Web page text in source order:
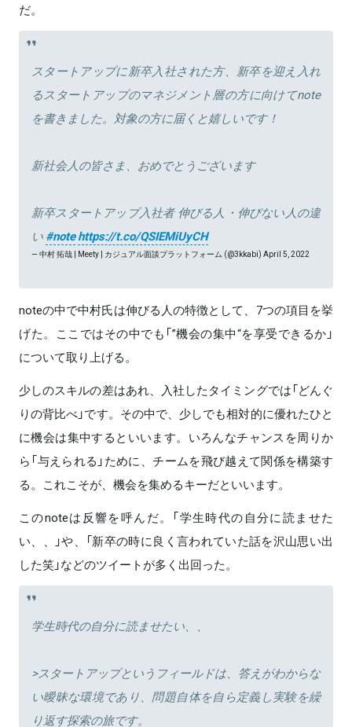
だ。
スタートアップに新卒入社された方、新卒を迎え入れ
るスタートアップのマネジメント層の方に向けてnote
を書きました。対象の方に届くと嬉しいです！
新社会人の皆さま、おめでとうございます
新卒スタートアップ入社者 伸びる人・伸びない人の違
い#notehttps://t.co/QSIEMiUyCH
— 中村 拓哉 | Meety | カジュアル面談プラットフォーム (@3kkabi) April 5, 2022
noteの中で中村氏は伸びる人の特徴として、7つの項目を挙
げた。ここではその中でも「”機会の集中“を享受できるか」
について取り上げる。
少しのスキルの差はあれ、入社したタイミングでは「どんぐ
りの背比べ」です。その中で、少しでも相対的に優れたひと
に機会は集中するといいます。いろんなチャンスを周りか
ら「与えられる」ために、チームを飛び越えて関係を構築す
る。これこそが、機会を集めるキーだといいます。
このnoteは反響を呼んだ。「学生時代の自分に読ませた
い、、」や、「新卒の時に良く言われていた話を沢山思い出
した笑」などのツイートが多く出回った。
学生時代の自分に読ませたい、、
>スタートアップというフィールドは、答えがわからな
い曖昧な環境であり、問題自体を自ら定義し実験を繰
り返す探索の旅です。